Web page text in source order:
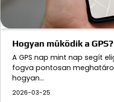
Hogyan működik a
A GPS nap mint nap segít
fogva pontosan
hogyan…
2026-03-25